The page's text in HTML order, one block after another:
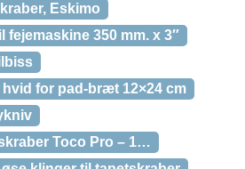
Eskimo
fejemaskine 350 mm. x 3″
for pad-bræt 12×24 cm
Toco Pro – 1…